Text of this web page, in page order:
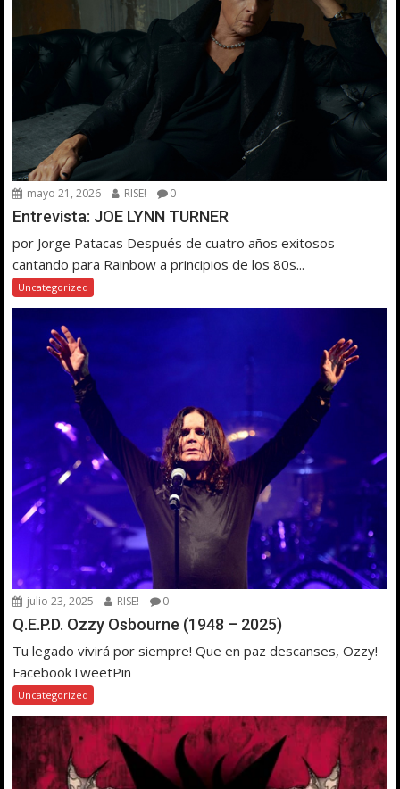
mayo 21, 2026 RISE! 0
Entrevista: JOE LYNN TURNER
por Jorge Patacas Después de cuatro años exitosos
cantando para Rainbow a principios de los 80s...
Uncategorized
julio 23, 2025 RISE! 0
Q.E.P.D. Ozzy Osbourne (1948 – 2025)
Tu legado vivirá por siempre! Que en paz descanses, Ozzy!
FacebookTweetPin
Uncategorized